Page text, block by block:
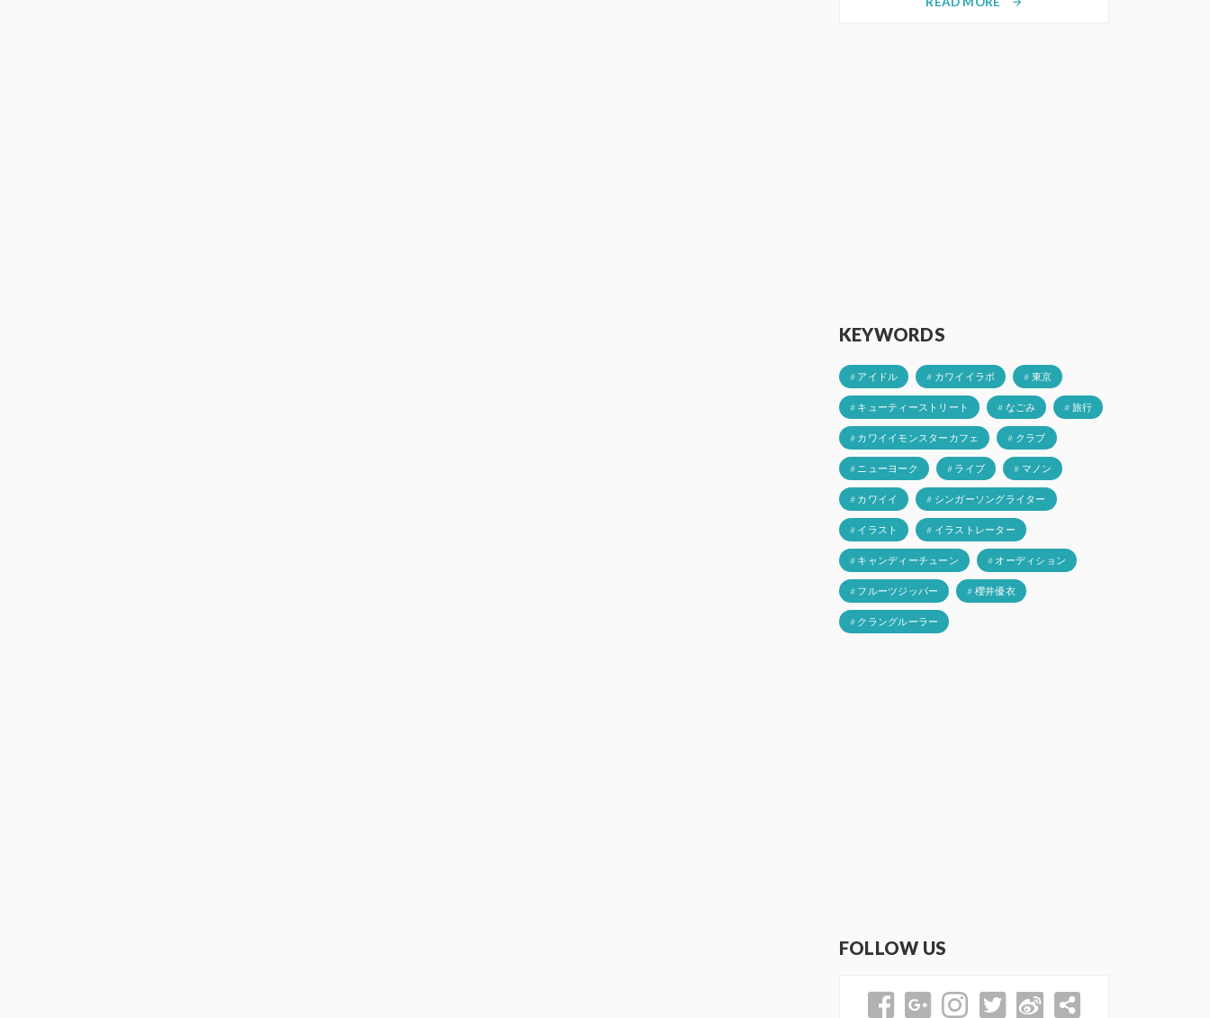
KEYWORDS
# アイドル # カワイイラボ # 東京
# キューティーストリート # なごみ # 旅行
# カワイイモンスターカフェ # クラブ
# ニューヨーク # ライブ # マノン
# カワイイ # シンガーソングライター
# イラスト # イラストレーター
# キャンディーチューン # オーディション
# フルーツジッパー # 櫻井優衣
# クラングルーラー
FOLLOW US